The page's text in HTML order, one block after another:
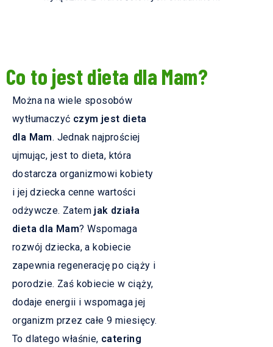
Co to jest dieta dla Mam?
Można na wiele sposobów
wytłumaczyć czym jest dieta
dla Mam. Jednak najprościej
ujmując, jest to dieta, która
dostarcza organizmowi kobiety
i jej dziecka cenne wartości
odżywcze. Zatem jak działa
dieta dla Mam? Wspomaga
rozwój dziecka, a kobiecie
zapewnia regenerację po ciąży i
porodzie. Zaś kobiecie w ciąży,
dodaje energii i wspomaga jej
organizm przez całe 9 miesięcy.
To dlatego właśnie, catering